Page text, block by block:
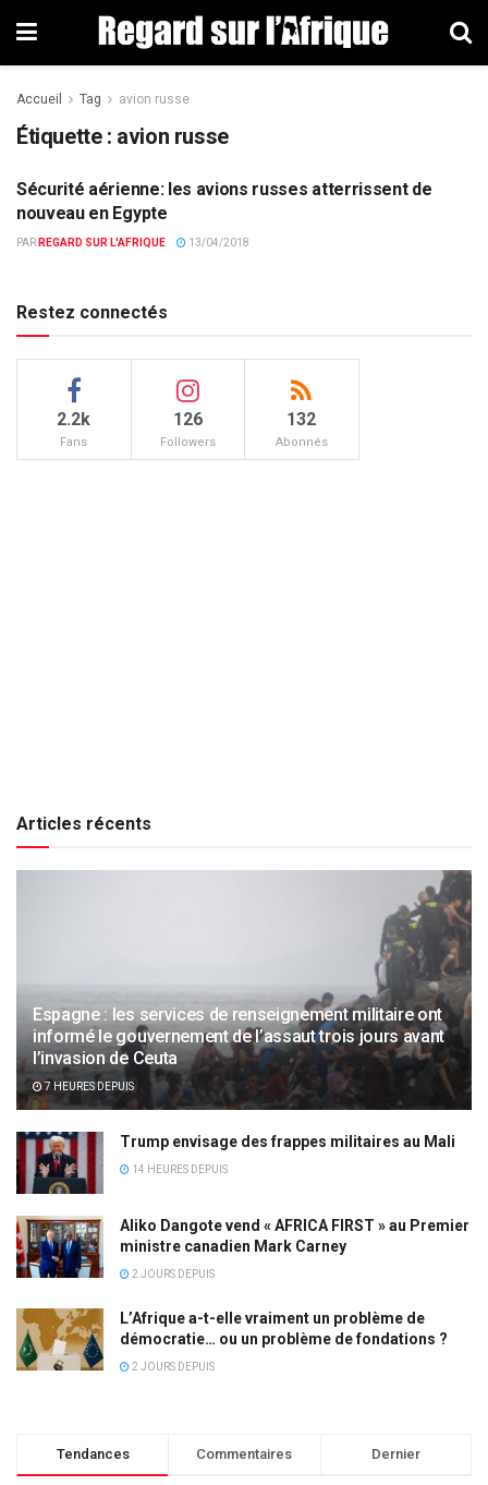
Accueil Tag avion russe
Étiquette : avion russe
DÉFENSE
Sécurité aérienne: les avions russes atterrissent de
nouveau en Egypte
PAR REGARD SUR L'AFRIQUE 13/04/2018
Restez connectés
2.2k
Fans
126
Followers
132
Abonnés
Articles récents
Espagne : les services de renseignement militaire ont
informé le gouvernement de l’assaut trois jours avant
l’invasion de Ceuta
7 HEURES DEPUIS
Trump envisage des frappes militaires au Mali
14 HEURES DEPUIS
Aliko Dangote vend « AFRICA FIRST » au Premier
ministre canadien Mark Carney
2 JOURS DEPUIS
L’Afrique a-t-elle vraiment un problème de
démocratie… ou un problème de fondations ?
2 JOURS DEPUIS
Tendances Commentaires Dernier